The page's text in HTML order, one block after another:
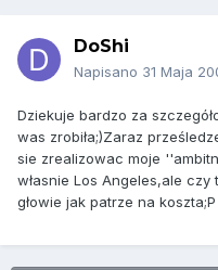
DoShi
Napisano 31 Maja
Dziekuje bardzo za
was zrobiła;)Zaraz
sie zrealizowac moje
własnie Los Angeles,ale czy
głowie jak patrze na koszta;P